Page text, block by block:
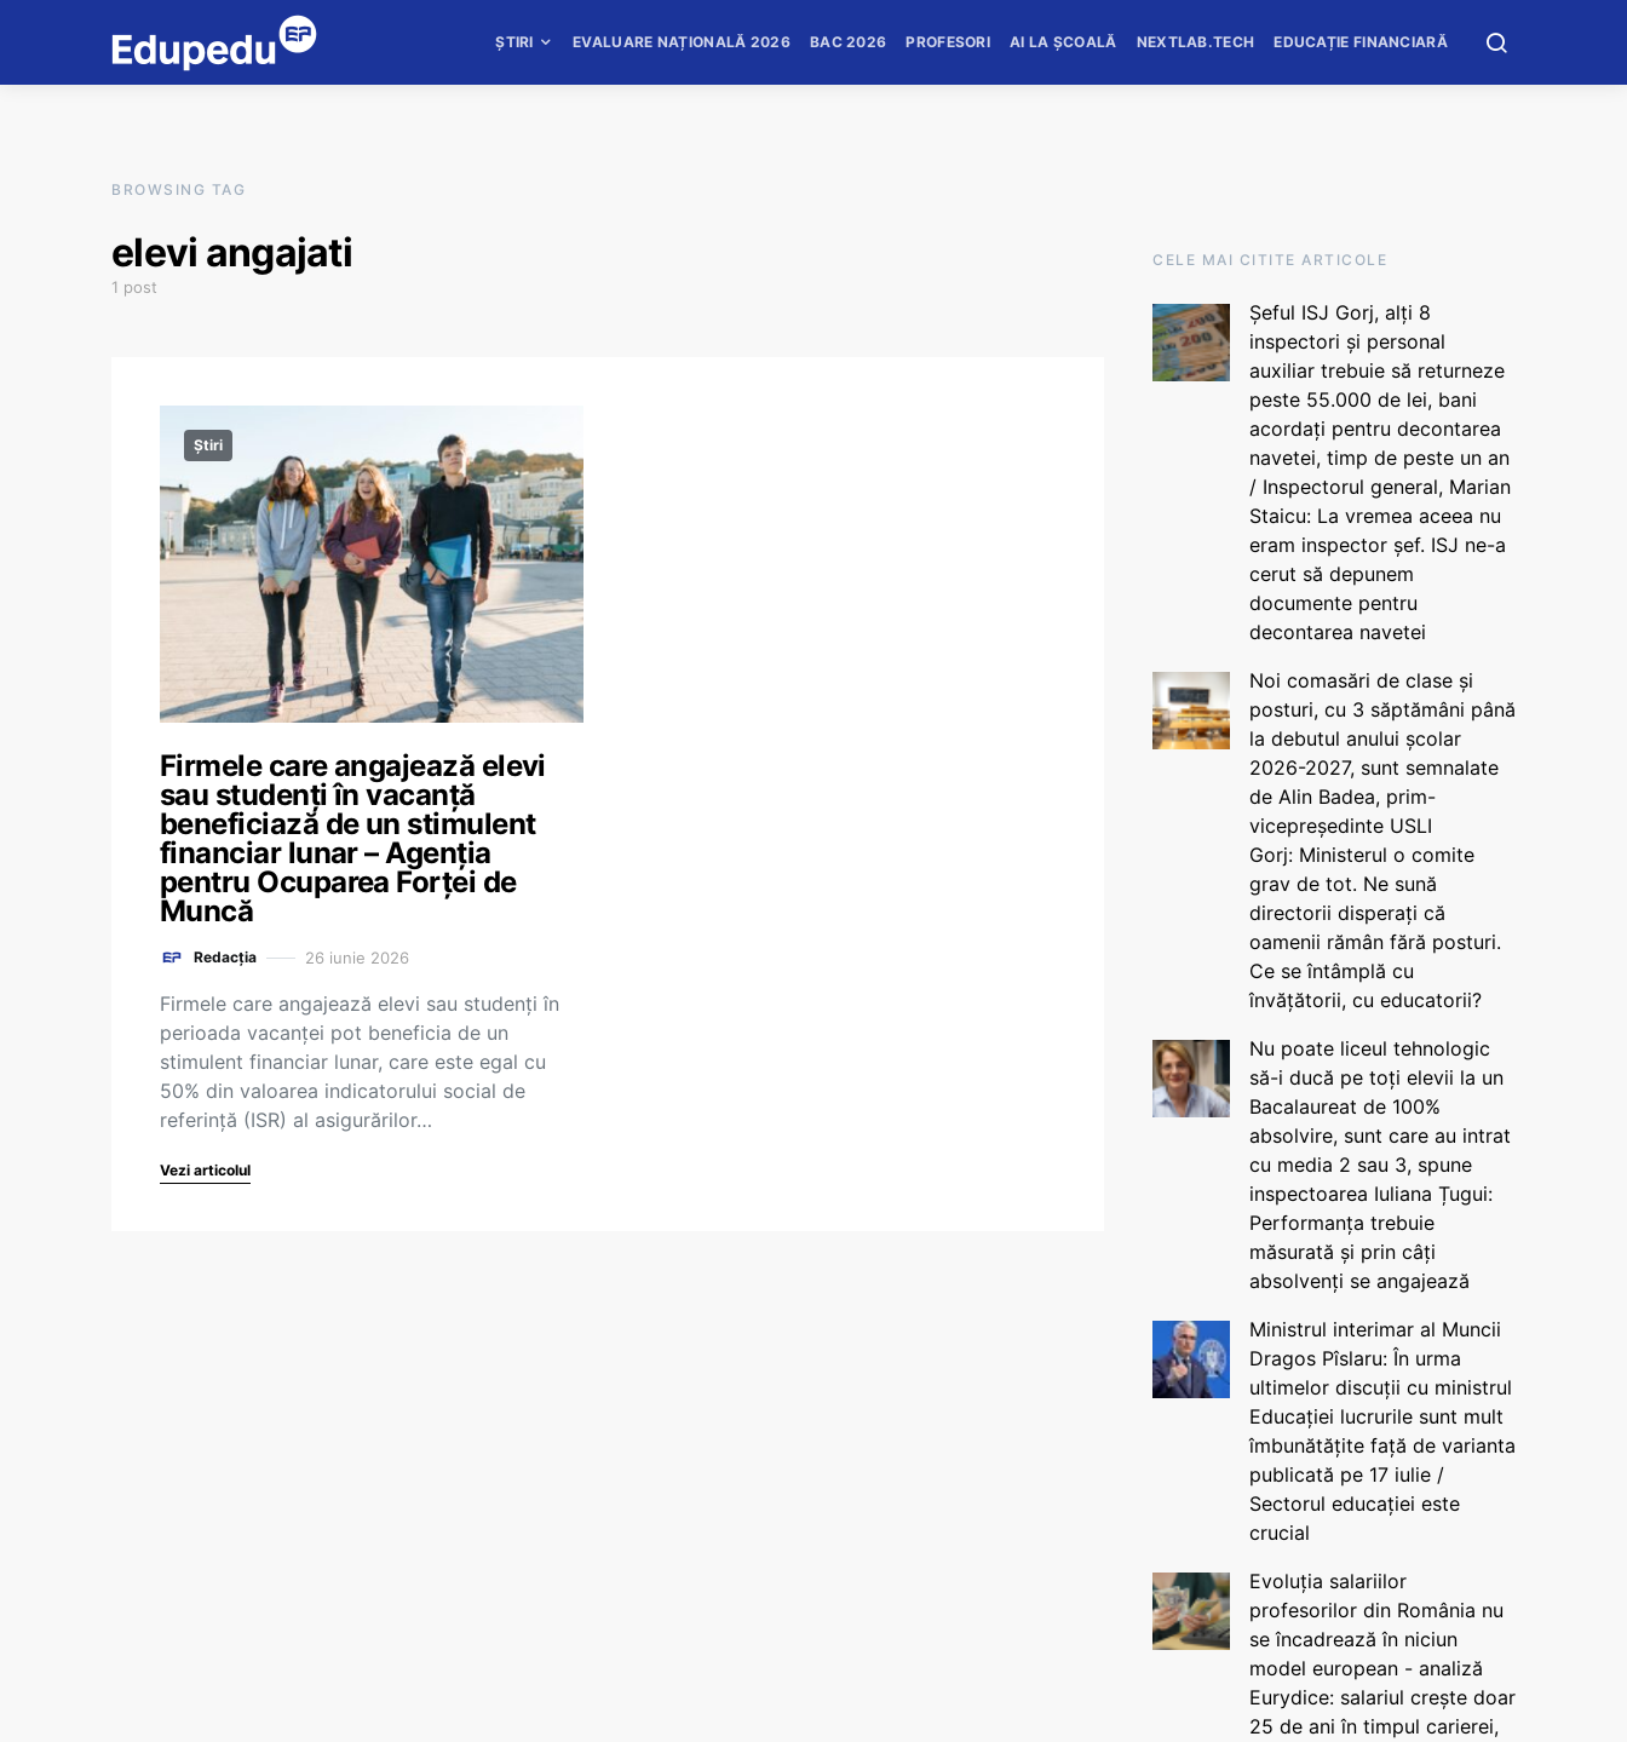
ȘTIRI EVALUARE NAȚIONALĂ 2026 BAC 2026 PROFESORI AI LA ȘCOALĂ NEXTLAB.TECH EDUCAȚIE FINANCIARĂ
BROWSING TAG
elevi angajati
1 post
Știri
Firmele care angajează elevi
sau studenți în vacanță
beneficiază de un stimulent
financiar lunar – Agenția
pentru Ocuparea Forței de
Muncă
Redacția 26 iunie 2026
Firmele care angajează elevi sau studenți în
perioada vacanței pot beneficia de un
stimulent financiar lunar, care este egal cu
50% din valoarea indicatorului social de
referință (ISR) al asigurărilor…
Vezi articolul
CELE MAI CITITE ARTICOLE
Șeful ISJ Gorj, alți 8
inspectori și personal
auxiliar trebuie să returneze
peste 55.000 de lei, bani
acordați pentru decontarea
navetei, timp de peste un an
/ Inspectorul general, Marian
Staicu: La vremea aceea nu
eram inspector șef. ISJ ne-a
cerut să depunem
documente pentru
decontarea navetei
Noi comasări de clase și
posturi, cu 3 săptămâni până
la debutul anului școlar
2026-2027, sunt semnalate
de Alin Badea, prim-
vicepreședinte USLI
Gorj: Ministerul o comite
grav de tot. Ne sună
directorii disperați că
oamenii rămân fără posturi.
Ce se întâmplă cu
învățătorii, cu educatorii?
Nu poate liceul tehnologic
să-i ducă pe toți elevii la un
Bacalaureat de 100%
absolvire, sunt care au intrat
cu media 2 sau 3, spune
inspectoarea Iuliana Țugui:
Performanța trebuie
măsurată și prin câți
absolvenți se angajează
Ministrul interimar al Muncii
Dragos Pîslaru: În urma
ultimelor discuții cu ministrul
Educației lucrurile sunt mult
îmbunătățite față de varianta
publicată pe 17 iulie /
Sectorul educației este
crucial
Evoluția salariilor
profesorilor din România nu
se încadrează în niciun
model european - analiză
Eurydice: salariul crește doar
25 de ani în timpul carierei,